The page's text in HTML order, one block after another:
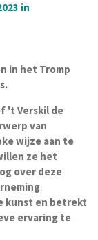
in
in het Tromp
't Verskil de
van
wijze aan te
ze het
over deze
kunst en betrekt
ervaring te